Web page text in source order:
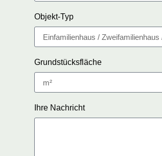
Objekt-Typ
Grundstücksfläche
Ihre Nachricht